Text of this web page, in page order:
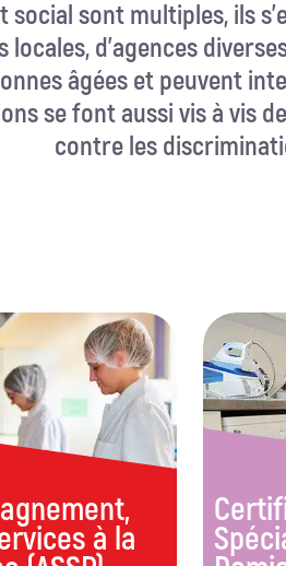
sont multiples, ils
d’agences
âgées et peuvent
se font aussi vis à vis
contre les
à la